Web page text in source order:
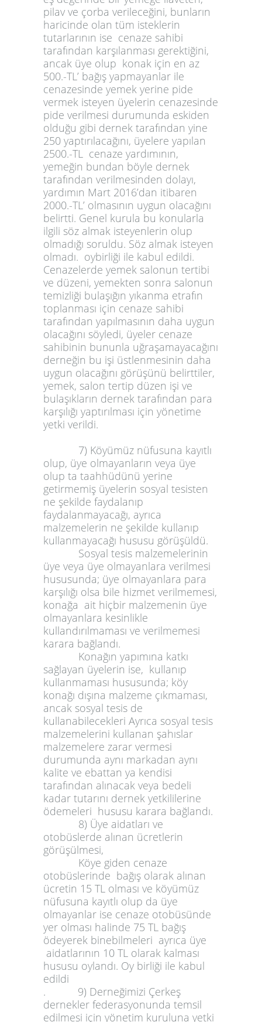
pilav ve çorba verileceğini, bunların
haricinde olan tüm isteklerin
tutarlarının ise cenaze sahibi
tarafından karşılanması gerektiğini,
ancak üye olup konak için en az
500.-TL’ bağış yapmayanlar ile
cenazesinde yemek yerine pide
vermek isteyen üyelerin cenazesinde
pide verilmesi durumunda eskiden
olduğu gibi dernek tarafından yine
250 yaptırılacağını, üyelere yapılan
2500.-TL cenaze yardımının,
yemeğin bundan böyle dernek
tarafından verilmesinden dolayı,
yardımın Mart 2016’dan itibaren
2000.-TL’ olmasının uygun olacağını
belirtti. Genel kurula bu konularla
ilgili söz almak isteyenlerin olup
olmadığı soruldu. Söz almak isteyen
olmadı. oybirliği ile kabul edildi.
Cenazelerde yemek salonun tertibi
ve düzeni, yemekten sonra salonun
temizliği bulaşığın yıkanma etrafın
toplanması için cenaze sahibi
tarafından yapılmasının daha uygun
olacağını söyledi, üyeler cenaze
sahibinin bununla uğraşamayacağını
derneğin bu işi üstlenmesinin daha
uygun olacağını görüşünü belirttiler,
yemek, salon tertip düzen işi ve
bulaşıkların dernek tarafından para
karşılığı yaptırılması için yönetime
yetki verildi.
7) Köyümüz nüfusuna kayıtlı
olup, üye olmayanların veya üye
olup ta taahhüdünü yerine
getirmemiş üyelerin sosyal tesisten
ne şekilde faydalanıp
faydalanmayacağı, ayrıca
malzemelerin ne şekilde kullanıp
kullanmayacağı hususu görüşüldü.
Sosyal tesis malzemelerinin
üye veya üye olmayanlara verilmesi
hususunda; üye olmayanlara para
karşılığı olsa bile hizmet verilmemesi,
konağa ait hiçbir malzemenin üye
olmayanlara kesinlikle
kullandırılmaması ve verilmemesi
karara bağlandı.
Konağın yapımına katkı
sağlayan üyelerin ise, kullanıp
kullanmaması hususunda; köy
konağı dışına malzeme çıkmaması,
ancak sosyal tesis de
kullanabilecekleri Ayrıca sosyal tesis
malzemelerini kullanan şahıslar
malzemelere zarar vermesi
durumunda aynı markadan aynı
kalite ve ebattan ya kendisi
tarafından alınacak veya bedeli
kadar tutarını dernek yetkililerine
ödemeleri hususu karara bağlandı.
8) Üye aidatları ve
otobüslerde alınan ücretlerin
görüşülmesi,
Köye giden cenaze
otobüslerinde bağış olarak alınan
ücretin 15 TL olması ve köyümüz
nüfusuna kayıtlı olup da üye
olmayanlar ise cenaze otobüsünde
yer olması halinde 75 TL bağış
ödeyerek binebilmeleri ayrıca üye
aidatlarının 10 TL olarak kalması
hususu oylandı. Oy birliği ile kabul
edildi
. 9) Derneğimizi Çerkeş
dernekler federasyonunda temsil
edilmesi için yönetim kuruluna yetki